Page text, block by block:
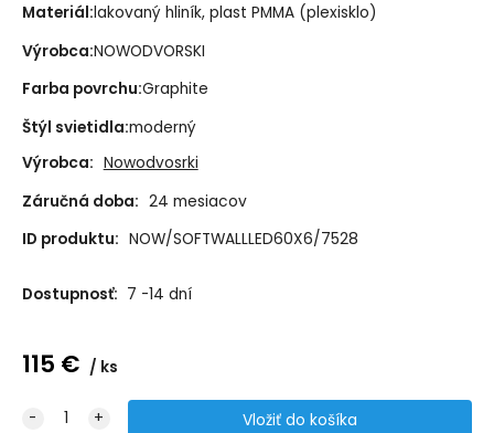
Materiál:lakovaný hliník, plast PMMA (plexisklo)
Výrobca:NOWODVORSKI
Farba povrchu:Graphite
Štýl svietidla:moderný
Výrobca: Nowodvosrki
Záručná doba: 24 mesiacov
ID produktu: NOW/SOFTWALLLED60X6/7528
Dostupnosť: 7 -14 dní
115 € ks